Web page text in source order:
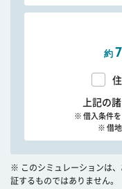
約
上記の
※ 借入条件を
※ 借地
※ このシミュレーションは
証するものではありません。